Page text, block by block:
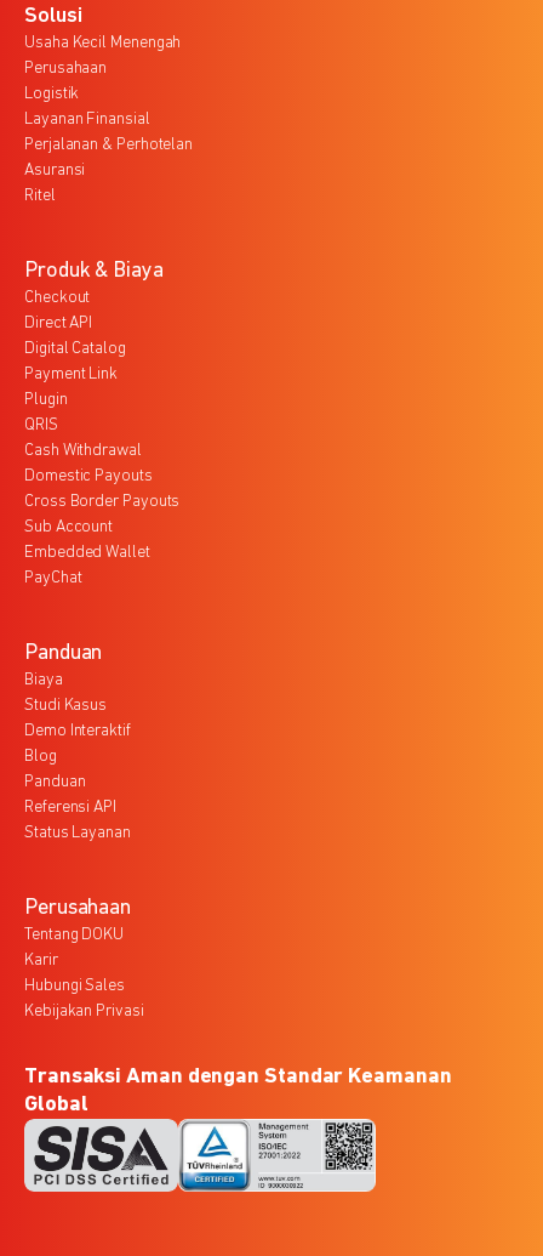
Solusi
Usaha Kecil Menengah
Perusahaan
Logistik
Layanan Finansial
Perjalanan & Perhotelan
Asuransi
Ritel
Produk & Biaya
Checkout
Direct API
Digital Catalog
Payment Link
Plugin
QRIS
Cash Withdrawal
Domestic Payouts
Cross Border Payouts
Sub Account
Embedded Wallet
PayChat
Panduan
Biaya
Studi Kasus
Demo Interaktif
Blog
Panduan
Referensi API
Status Layanan
Perusahaan
Tentang DOKU
Karir
Hubungi Sales
Kebijakan Privasi
Transaksi Aman dengan Standar Keamanan
Global